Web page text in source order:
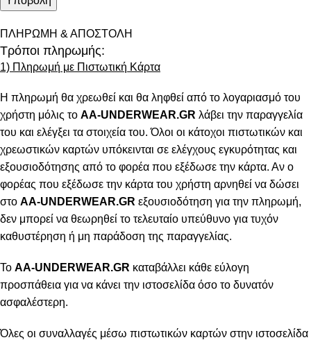
ΠΛΗΡΩΜΗ & ΑΠΟΣΤΟΛΗ
Τρόποι πληρωμής:
1) Πληρωμή με Πιστωτική Κάρτα
Η πληρωμή θα χρεωθεί και θα ληφθεί από το λογαριασμό του
χρήστη μόλις το AA-UNDERWEAR.GR λάβει την παραγγελία
του και ελέγξει τα στοιχεία του. Όλοι οι κάτοχοι πιστωτικών και
χρεωστικών καρτών υπόκεινται σε ελέγχους εγκυρότητας και
εξουσιοδότησης από το φορέα που εξέδωσε την κάρτα. Αν ο
φορέας που εξέδωσε την κάρτα του χρήστη αρνηθεί να δώσει
στο AA-UNDERWEAR.GR εξουσιοδότηση για την πληρωμή,
δεν μπορεί να θεωρηθεί το τελευταίο υπεύθυνο για τυχόν
καθυστέρηση ή μη παράδοση της παραγγελίας.
Το AA-UNDERWEAR.GR καταβάλλει κάθε εύλογη
προσπάθεια για να κάνει την ιστοσελίδα όσο το δυνατόν
ασφαλέστερη.
Όλες οι συναλλαγές μέσω πιστωτικών καρτών στην ιστοσελίδα